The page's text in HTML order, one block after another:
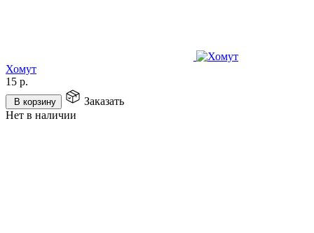
Хомут
15 р.
В корзину
Заказать
Нет в наличии